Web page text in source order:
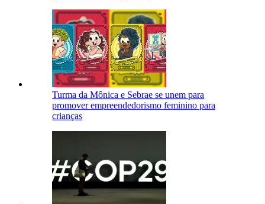
Turma da Mônica e Sebrae se unem para
promover empreendedorismo feminino para
crianças